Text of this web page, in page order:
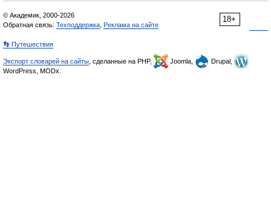
18+
© Академик, 2000-2026
Обратная связь: Техподдержка Реклама на сайте
👣 Путешествия
Экспорт словарей на сайты , сделанные на PHP, Joomla,
Drupal,
WordPress, MODx.